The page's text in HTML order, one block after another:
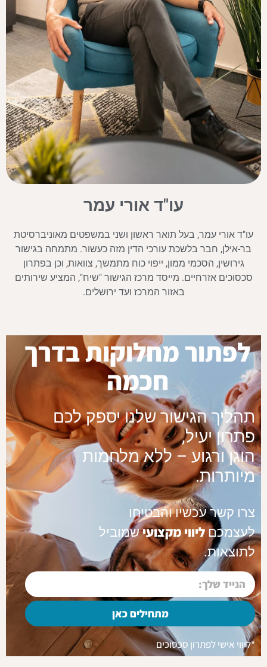
עו"ד אורי עמר
עו"ד אורי עמר, בעל תואר ראשון ושני במשפטים מאוניברסיטת
בר-אילן, חבר בלשכת עורכי הדין מזה כעשור. מתמחה בגישור
גירושין, הסכמי ממון, ייפוי כוח מתמשך, צוואות, וכן בפתרון
סכסוכים אזרחיים. מייסד מרכז הגישור "שיח", המציע שירותים
באזור המרכז ועד ירושלים.
לפתור מחלוקות בדרך
חכמה
תהליך הגישור שלנו יספק לכם
פתרון יעיל,
הוגן ורגוע – ללא מלחמות
מיותרות.
צרו קשר עכשיו והבטיחו
לעצמכם ליווי מקצועי שמוביל
לתוצאות.
מתחילים כאן
*ליווי אישי לפתרון סכסוכים